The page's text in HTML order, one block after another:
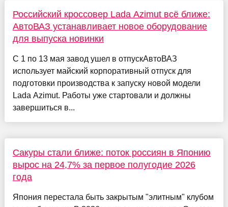
Российский кроссовер Lada Azimut всё ближе:
АвтоВАЗ устанавливает новое оборудование
для выпуска новинки
С 1 по 13 мая завод ушел в отпускАвтоВАЗ
использует майский корпоративный отпуск для
подготовки производства к запуску новой модели
Lada Azimut. Работы уже стартовали и должны
завершиться в...
Сакуры стали ближе: поток россиян в Японию
вырос на 24,7% за первое полугодие 2026
года
Япония перестала быть закрытым "элитным" клубом